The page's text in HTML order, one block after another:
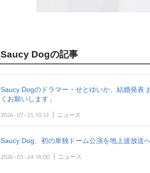
Saucy Dogの記事
Saucy Dogのドラマー・せとゆいか、結婚発表
くお願いします」
2026-07-25 10:53 ニュース
Saucy Dog、初の単独ドーム公演を地上波放送
2026-03-24 18:00 ニュース